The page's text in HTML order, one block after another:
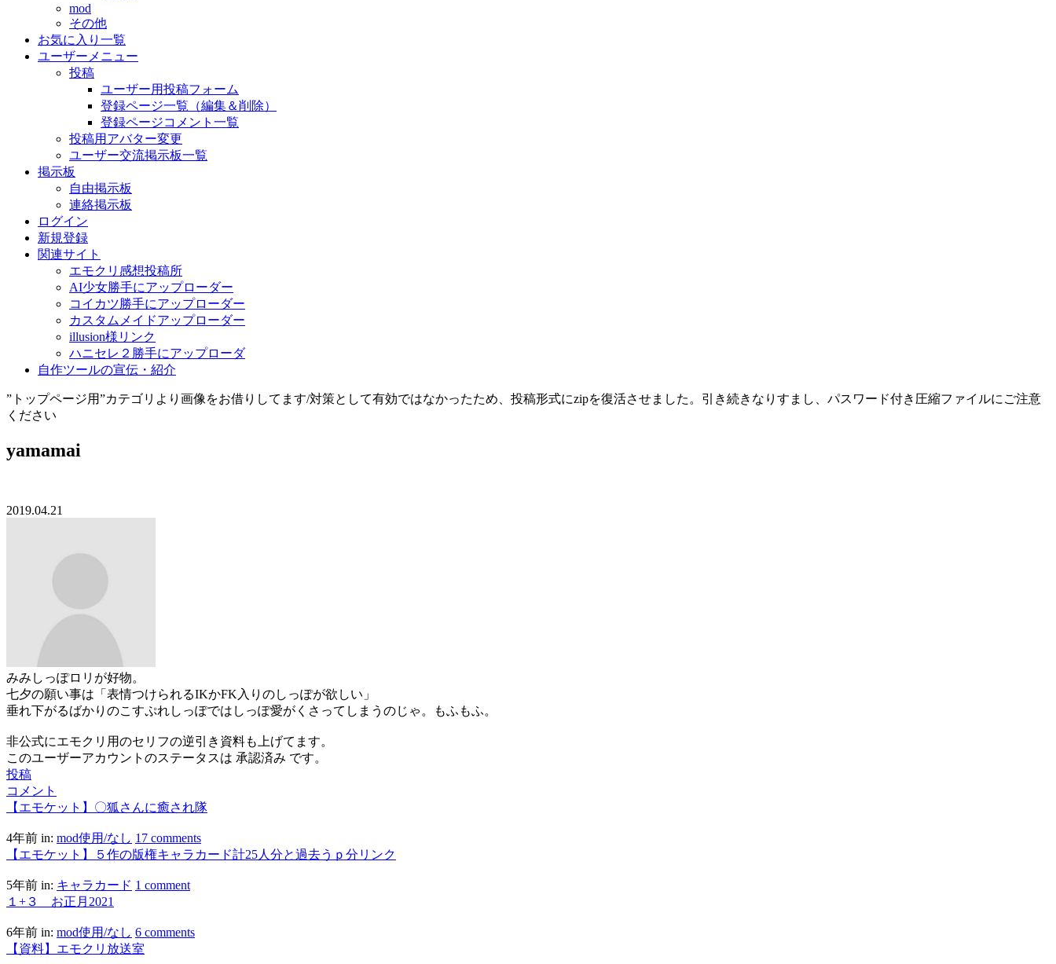
mod
その他
お気に入り一覧
ユーザーメニュー
投稿
ユーザー用投稿フォーム
登録ページ一覧（編集＆削除）
登録ページコメント一覧
投稿用アバター変更
ユーザー交流掲示板一覧
掲示板
自由掲示板
連絡掲示板
ログイン
新規登録
関連サイト
エモクリ感想投稿所
AI少女勝手にアップローダー
コイカツ勝手にアップローダー
カスタムメイドアップローダー
illusion様リンク
ハニセレ２勝手にアップローダ
自作ツールの宣伝・紹介
”トップページ用”カテゴリより画像をお借りしてます/対策として有効ではなかったため、投稿形式にzipを復活させました。引き続きなりすまし、パスワード付き圧縮ファイルにご注意
ください
yamamai
2019.04.21
みみしっぽロリが好物。
七夕の願い事は「表情つけられるIKかFK入りのしっぽが欲しい」
垂れ下がるばかりのこすぷれしっぽではしっぽ愛がくさってしまうのじゃ。もふもふ。
非公式にエモクリ用のセリフの逆引き資料も上げてます。
このユーザーアカウントのステータスは 承認済み です。
投稿
コメント
【エモケット】〇狐さんに癒され隊
4年前 in: mod使用/なし 17 comments
【エモケット】５作の版権キャラカード計25人分と過去うｐ分リンク
5年前 in: キャラカード 1 comment
１+３ お正月2021
6年前 in: mod使用/なし 6 comments
【資料】エモクリ放送室